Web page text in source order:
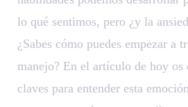
lo qué sentimos, pero ¿y la
¿Sabes cómo puedes empezar a
manejo? En el artículo de hoy os
claves para entender esta